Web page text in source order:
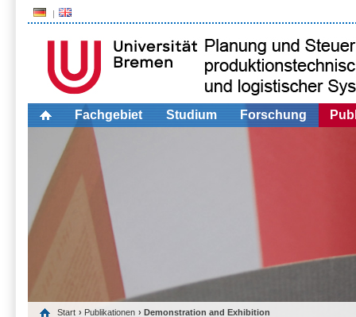
Fachgebiet Studium Forschung
Start › Publikationen › Demonstration and Exhibition